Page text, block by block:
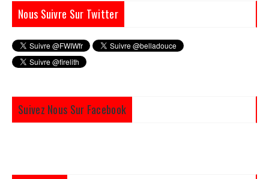
Nous Suivre Sur Twitter
Suivez Nous Sur Facebook